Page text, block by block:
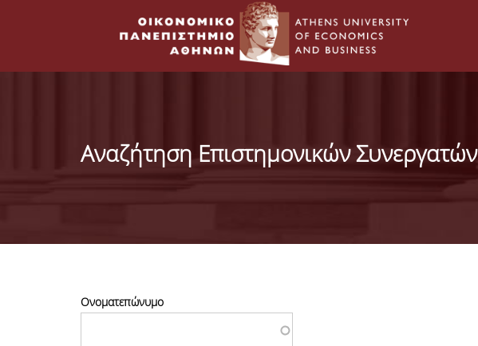
Αναζήτηση Επιστημονικών Συνεργατών
Ονοματεπώνυμο